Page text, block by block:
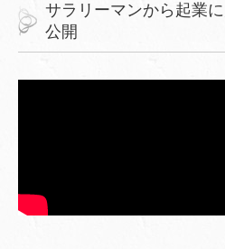
サラリーマンから起業
公開